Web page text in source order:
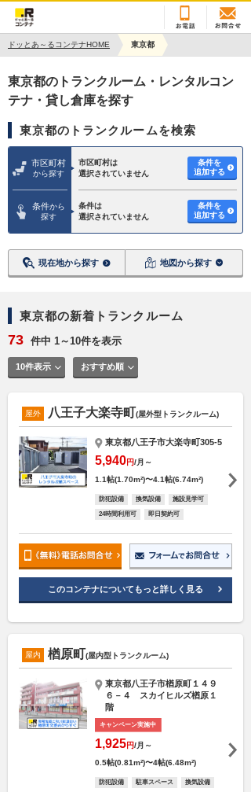
ドッとあ～るコンテナHOME 東京都
東京都のトランクルーム・レンタルコン
テナ・貸し倉庫を探す
東京都のトランクルームを検索
市区町村
から探す
市区町村は
選択されていません
条件を
追加する
条件から
探す
条件は
選択されていません
条件を
追加する
現在地から探す 地図から探す
東京都の新着トランクルーム
73 件中 1～10件を表示
10件表示 おすすめ順
屋外 八王子大楽寺町(屋外型トランクルーム)
東京都八王子市大楽寺町305-5
5,940円/月～
1.1帖(1.70m²)〜4.1帖(6.74m²)
防犯設備 換気設備 施設見学可
24時間利用可 即日契約可
このコンテナについてもっと詳しく見る
屋内 楢原町(屋内型トランクルーム)
東京都八王子市楢原町１４９
６－４ スカイヒルズ楢原１
階
キャンペーン実施中
1,925円/月～
0.5帖(0.81m²)〜4帖(6.48m²)
防犯設備 駐車スペース 換気設備